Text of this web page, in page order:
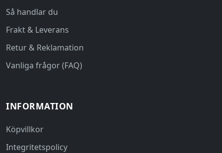
Så handlar du
Frakt & Leverans
Retur & Reklamation
Vanliga frågor (FAQ)
INFORMATION
Köpvillkor
Integritetspolicy